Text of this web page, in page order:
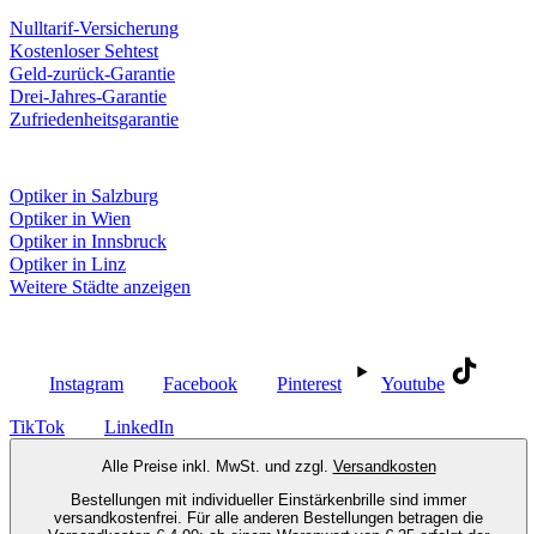
Nulltarif-Versicherung
Kostenloser Sehtest
Geld-zurück-Garantie
Drei-Jahres-Garantie
Zufriedenheitsgarantie
Optiker in Salzburg
Optiker in Wien
Optiker in Innsbruck
Optiker in Linz
Weitere Städte anzeigen
Instagram Facebook Pinterest Youtube
TikTok LinkedIn
Alle Preise inkl. MwSt. und zzgl. Versandkosten
Bestellungen mit individueller Einstärkenbrille sind immer
versandkostenfrei. Für alle anderen Bestellungen betragen die